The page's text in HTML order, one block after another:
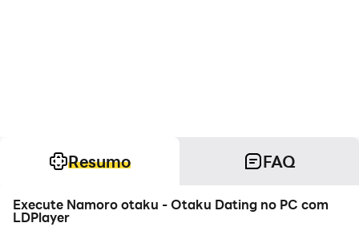
Resumo FAQ
Execute Namoro otaku - Otaku Dating no PC com
LDPlayer